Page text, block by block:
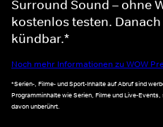
Surround Sound – ohne
kostenlos testen.
kündbar.*
Noch mehr Informationen zu WOW
*Serien-, Filme- und Sport-Inhalte auf Abruf sind
Programminhalte wie Serien, Filme und Live-
davon unberührt.